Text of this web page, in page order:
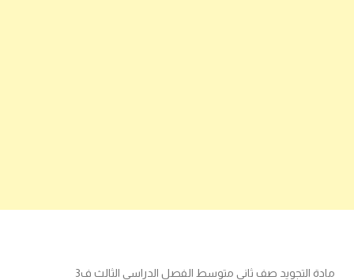
مادة التجويد صف ثاني متوسط الفصل الدراسي الثالث ف3